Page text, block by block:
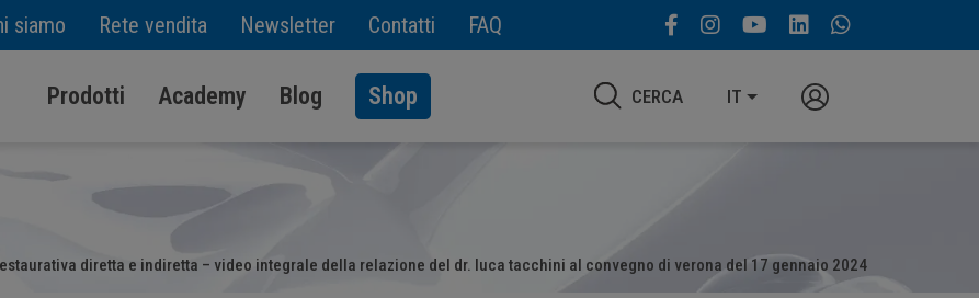
siamo Rete vendita Newsletter Contatti FAQ
CERCA IT
Prodotti Academy Blog Shop
diretta e indiretta – video integrale della relazione del dr. luca tacchini al convegno di verona del 17 gennaio 2024